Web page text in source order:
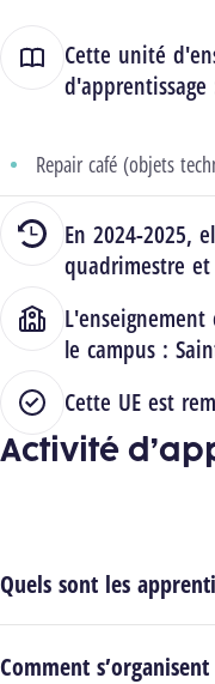
Cette unité
d'apprentissage
Repair café (objets
En 2024-2025,
quadrimestre et
le campus :
Cette UE est
Activité
Quels sont les
Comment